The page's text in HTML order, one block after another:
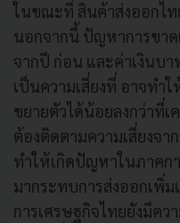
ในขณะที่ สินค้าส่งออกไ
นอกจากนี้ ปัญหาการขา
จากปี ก่อน และค่าเงินบ
เป็นความเสี่ยงที่ อาจทำ
ขยายตัวได้น้อยลงกว่าที่เ
ต้องติดตามความเสี่ยงจา
ทำให้เกิดปัญหาในภาคก
มากระทบการส่งออกเพิ่
การเศรษฐกิจไทยยังมีค